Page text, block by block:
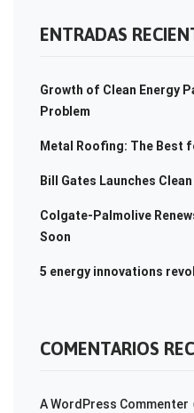
ENTRADAS
Growth of Clean Energy
Problem
Metal Roofing: The Best
Bill Gates Launches
Colgate-Palmolive
Soon
5 energy innovations
COMENTARIOS
A WordPress Commenter